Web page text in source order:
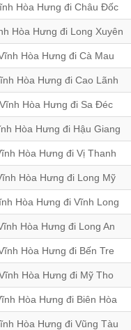
Hòa Hưng đi Châu Đốc
Hòa Hưng đi Long Xuyên
Hòa Hưng đi Cà Mau
Hòa Hưng đi Cao Lãnh
Hòa Hưng đi Sa Đéc
Hòa Hưng đi Hậu Giang
Hòa Hưng đi Vị Thanh
Hòa Hưng đi Long Mỹ
Hòa Hưng đi Vĩnh Long
Hòa Hưng đi Long An
Hòa Hưng đi Bến Tre
Hòa Hưng đi Mỹ Tho
Hòa Hưng đi Biên Hòa
Hòa Hưng đi Vũng Tàu